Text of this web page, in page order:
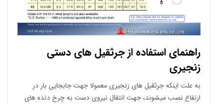
راهنمای استفاده از جرثقیل های دستی
زنجیری
به علت اینکه جرثقیل های زنجیری معمولا جهت جابجایی بار در
ارتفاع نصب میشوند، جهت انتقال نیروی دست به چرخ دنده های